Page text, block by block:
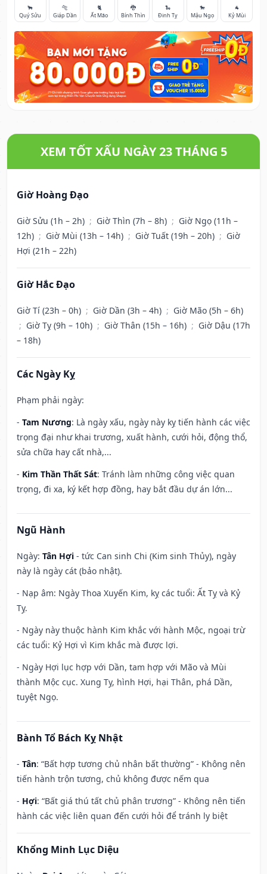
🐂
Quý Sửu
🐅
Giáp Dần
🐈
Ất Mão
🐉
Bính Thìn
🐍
Đinh Tỵ
🐎
Mậu Ngọ
🐐
Kỷ Mùi
XEM TỐT XẤU NGÀY 23 THÁNG 5
Giờ Hoàng Đạo
Giờ Sửu (1h – 2h) ; Giờ Thìn (7h – 8h) ; Giờ Ngọ (11h –
12h) ; Giờ Mùi (13h – 14h) ; Giờ Tuất (19h – 20h) ; Giờ
Hợi (21h – 22h)
Giờ Hắc Đạo
Giờ Tí (23h – 0h) ; Giờ Dần (3h – 4h) ; Giờ Mão (5h – 6h)
; Giờ Tỵ (9h – 10h) ; Giờ Thân (15h – 16h) ; Giờ Dậu (17h
– 18h)
Các Ngày Kỵ
Phạm phải ngày:
- Tam Nương: Là ngày xấu, ngày này kỵ tiến hành các việc
trọng đại như khai trương, xuất hành, cưới hỏi, động thổ,
sửa chữa hay cất nhà,...
- Kim Thần Thất Sát: Tránh làm những công việc quan
trọng, đi xa, ký kết hợp đồng, hay bắt đầu dự án lớn...
Ngũ Hành
Ngày: Tân Hợi - tức Can sinh Chi (Kim sinh Thủy), ngày
này là ngày cát (bảo nhật).
- Nạp âm: Ngày Thoa Xuyến Kim, kỵ các tuổi: Ất Tỵ và Kỷ
Tỵ.
- Ngày này thuộc hành Kim khắc với hành Mộc, ngoại trừ
các tuổi: Kỷ Hợi vì Kim khắc mà được lợi.
- Ngày Hợi lục hợp với Dần, tam hợp với Mão và Mùi
thành Mộc cục. Xung Tỵ, hình Hợi, hại Thân, phá Dần,
tuyệt Ngọ.
Bành Tổ Bách Kỵ Nhật
- Tân: “Bất hợp tương chủ nhân bất thường” - Không nên
tiến hành trộn tương, chủ không được nếm qua
- Hợi: “Bất giá thú tất chủ phân trương” - Không nên tiến
hành các việc liên quan đến cưới hỏi để tránh ly biệt
Khổng Minh Lục Diệu